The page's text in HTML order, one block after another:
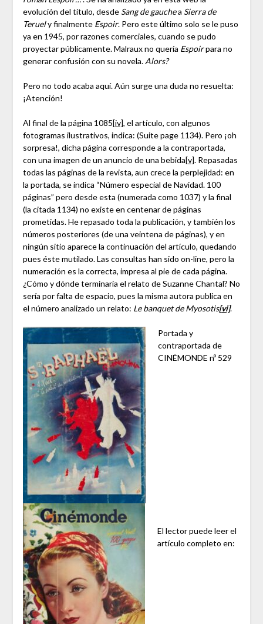
evolución del título, desde Sang de gauchea Sierra de
Teruely finalmente Espoir. Pero este último solo se le puso
ya en 1945, por razones comerciales, cuando se pudo
proyectar públicamente. Malraux no quería Espoirpara no
generar confusión con su novela. Alors?
Pero no todo acaba aquí. Aún surge una duda no resuelta:
¡Atención!
Al final de la página 1085[iv], el artículo, con algunos
fotogramas ilustrativos, indica: (Suite page 1134). Pero ¡oh
sorpresa!, dicha página corresponde a la contraportada,
con una imagen de un anuncio de una bebida[v]. Repasadas
todas las páginas de la revista, aun crece la perplejidad: en
la portada, se indica “Número especial de Navidad. 100
páginas” pero desde esta (numerada como 1037) y la final
(la citada 1134) no existe en centenar de páginas
prometidas. He repasado toda la publicación, y también los
números posteriores (de una veintena de páginas), y en
ningún sitio aparece la continuación del artículo, quedando
pues éste mutilado. Las consultas han sido on-line, pero la
numeración es la correcta, impresa al pie de cada página.
¿Cómo y dónde terminaría el relato de Suzanne Chantal? No
sería por falta de espacio, pues la misma autora publica en
el número analizado un relato: Le banquet de Myosotis[vi].
Portada y
contraportada de
CINÉMONDE nº 529
El lector puede leer el
artículo completo en: